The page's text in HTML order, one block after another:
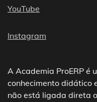
YouTube
Instagram
A Academia ProERP é
conhecimento didático
não está ligada direta